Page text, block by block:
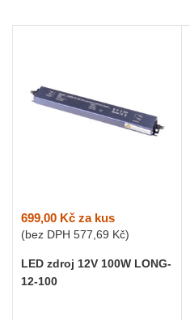
699,00 Kč za kus
(bez DPH 577,69 Kč)
LED zdroj 12V 100W LONG-
12-100